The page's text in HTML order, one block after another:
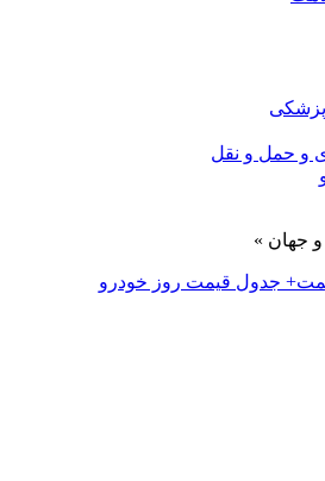
و حمل و نقل
جهان »
جدول قیمت روز خودرو